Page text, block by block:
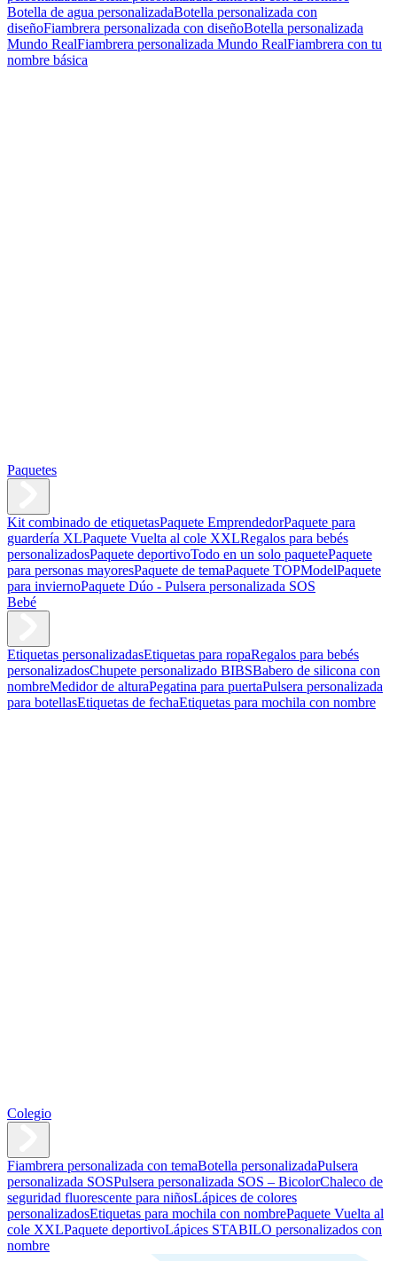
Botella de agua personalizadaBotella personalizada con
diseñoFiambrera personalizada con diseñoBotella personalizada
Mundo RealFiambrera personalizada Mundo RealFiambrera con tu
nombre básica
Paquetes
Kit combinado de etiquetasPaquete EmprendedorPaquete para
guardería XLPaquete Vuelta al cole XXLRegalos para bebés
personalizadosPaquete deportivoTodo en un solo paquetePaquete
para personas mayoresPaquete de temaPaquete TOPModelPaquete
para inviernoPaquete Dúo - Pulsera personalizada SOS
Bebé
Etiquetas personalizadasEtiquetas para ropaRegalos para bebés
personalizadosChupete personalizado BIBSBabero de silicona con
nombreMedidor de alturaPegatina para puertaPulsera personalizada
para botellasEtiquetas de fechaEtiquetas para mochila con nombre
Colegio
Fiambrera personalizada con temaBotella personalizadaPulsera
personalizada SOSPulsera personalizada SOS – BicolorChaleco de
seguridad fluorescente para niñosLápices de colores
personalizadosEtiquetas para mochila con nombrePaquete Vuelta al
cole XXLPaquete deportivoLápices STABILO personalizados con
nombre